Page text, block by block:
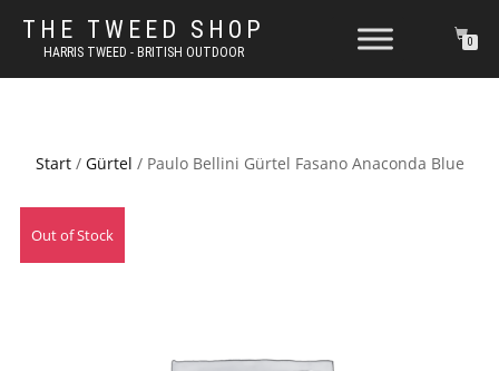
THE TWEED SHOP
HARRIS TWEED - BRITISH OUTDOOR
0
Start/ Gürtel / Paulo Bellini Gürtel Fasano Anaconda Blue
Out of Stock